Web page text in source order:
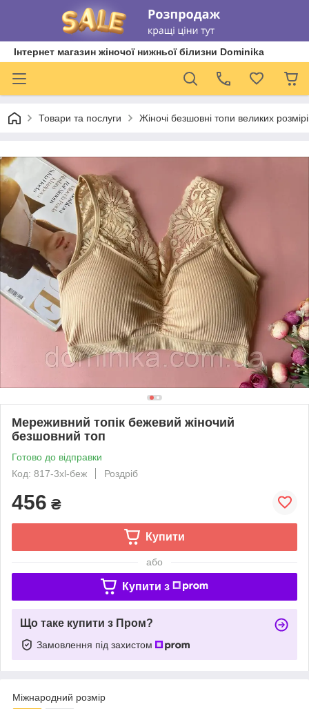
Інтернет магазин жіночої нижньої білизни Dominika
Товари та послуги Жіночі безшовні топи великих
Мереживний топік бежевий жіночий
безшовний топ
Готово до відправки
Код: 817-3xl-беж
Роздріб
456 ₴
Купити
або
Купити з
Що таке купити з Пром?
Замовлення під захистом
Міжнародний розмір